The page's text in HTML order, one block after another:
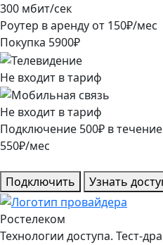
300 мбит/сек
Роутер в аренду от 150₽/мес
Покупка 5900₽
Не входит в тариф
Не входит в тариф
Подключение 500₽ в течение
550₽/мес
Подключить Узнать
Ростелеком
Технологии доступа. Тест-